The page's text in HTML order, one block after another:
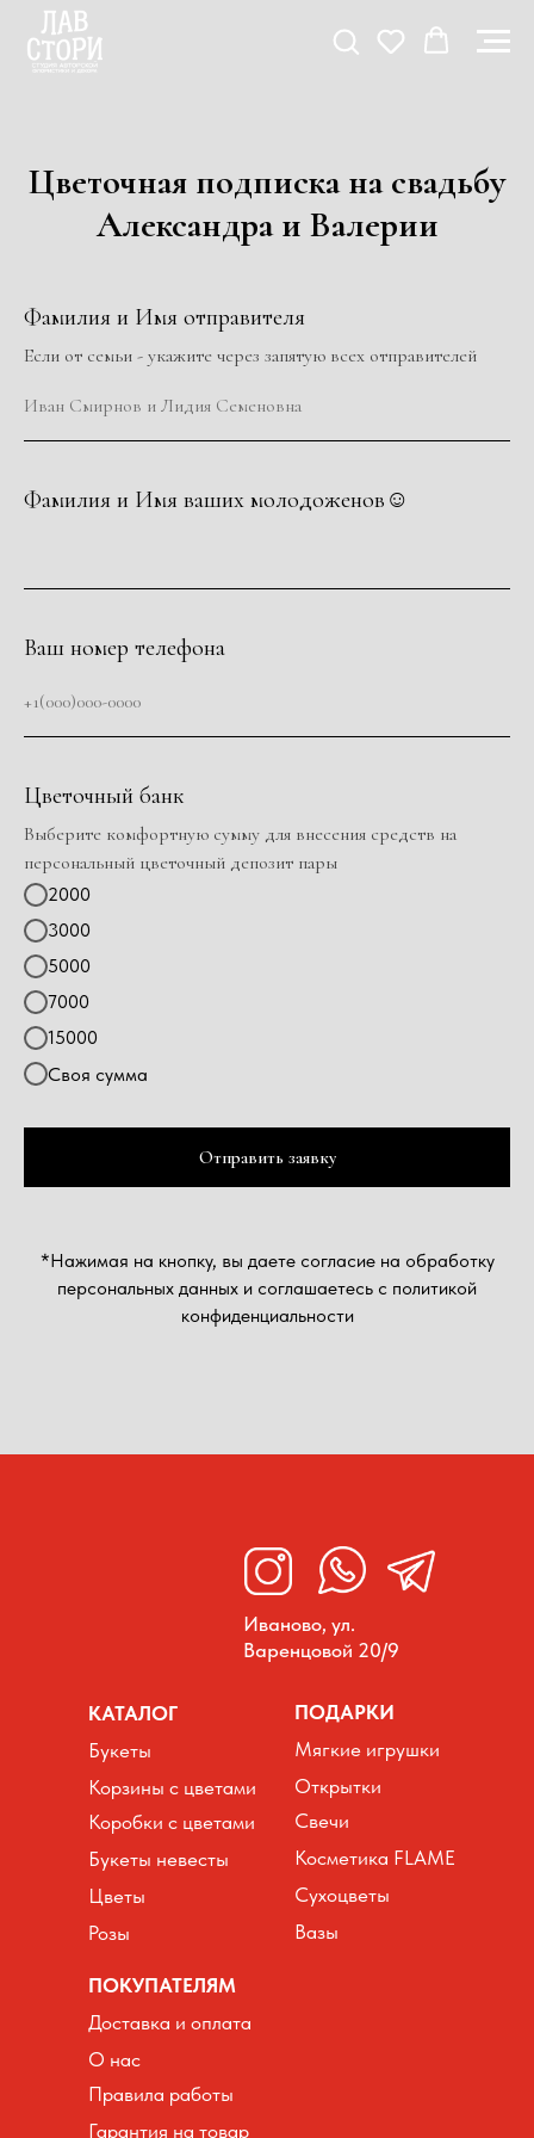
Цветочная подписка на свадьбу
Александра и Валерии
Фамилия и Имя отправителя
Если от семьи - укажите через запятую всех отправителей
Иван Смирнов и Лидия Семеновна
Фамилия и Имя ваших молодоженов☺️
Ваш номер телефона
+1(000)000-0000
Цветочный банк
Выберите комфортную сумму для внесения средств на
персональный цветочный депозит пары
2000
3000
5000
7000
15000
Своя сумма
Отправить заявку
*Нажимая на кнопку, вы даете согласие на обработку
персональных данных и соглашаетесь c политикой
конфиденциальности
Иваново, ул.
Варенцовой 20/9
КАТАЛОГ ПОДАРКИ
ПОКУПАТЕЛЯМ
Букеты
Корзины с цветами
Коробки с цветами
Цветы
Розы
Букеты невесты
Мягкие игрушки
Открытки
Свечи
Сухоцветы
Вазы
Косметика FLAME
Доставка и оплата
О нас
Правила работы
Гарантия на товар